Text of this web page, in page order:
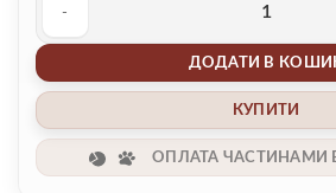
ДОДАТИ В
КУПИТИ
ОПЛАТА ЧАСТИНАМИ